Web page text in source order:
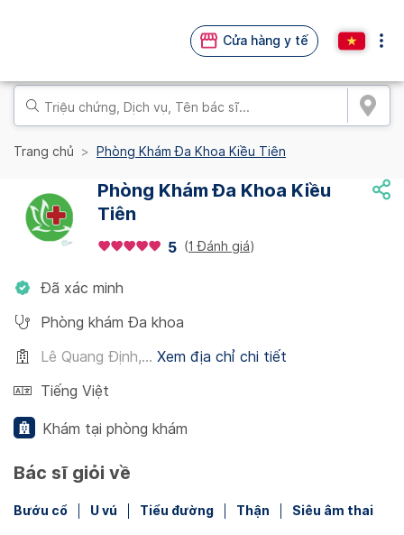
Cửa hàng y tế
Trang chủ Phòng Khám Đa Khoa Kiều Tiên
Phòng Khám Đa Khoa Kiều
Tiên
5 (1 Đánh giá)
Đã xác minh
Phòng khám Đa khoa
Lê Quang Định,... Xem địa chỉ chi tiết
Tiếng Việt
Khám tại phòng khám
Bác sĩ giỏi về
Bướu cổ U vú Tiểu đường Thận Siêu âm thai